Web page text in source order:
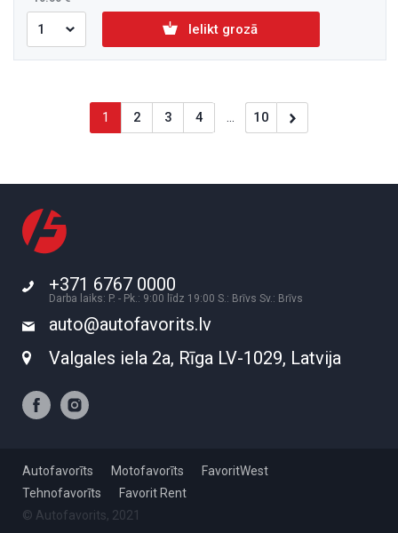
Ielikt grozā
1 2 3 4 ... 10
+371 6767 0000
Darba laiks: P. - Pk.: 9:00 līdz 19:00 S.: Brīvs Sv.: Brīvs
auto@autofavorits.lv
Valgales iela 2a, Rīga LV-1029, Latvija
Autofavorīts Motofavorīts
FavoritWest
Tehnofavorīts
Favorit Rent
© Autofavorits, 2021